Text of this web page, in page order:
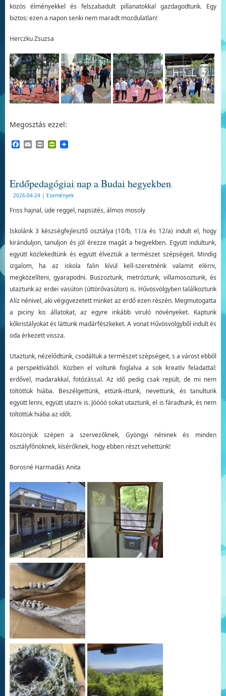
közös élményekkel és felszabadult pillanatokkal gazdagodtunk. Egy
biztos: ezen a napon senki nem maradt mozdulatlan!
Herczku Zsuzsa
Megosztás ezzel:
Facebook
EmailPrintPrintFriendly
Erdőpedagógiai nap a Budai hegyekben
2026-04-24 | Események
Friss hajnal, üde reggel, napsütés, álmos mosoly
Iskolánk 3 készségfejlesztő osztálya (10/b, 11/a és 12/a) indult el, hogy
kiránduljon, tanuljon és jól érezze magát a hegyekben. Együtt indultunk,
együtt közlekedtünk és együtt élveztük a természet szépségeit. Mindig
izgalom, ha az iskola falin kívül kell-szeretnénk valamit elérni,
megközelíteni, gyarapodni. Buszoztunk, metróztunk, villamosoztunk, és
utaztunk az erdei vasúton (úttörővasúton) is. Hűvösvölgyben találkoztunk
Alíz nénivel, aki végigvezetett minket az erdő ezen részén. Megmutogatta
a piciny kis állatokat, az egyre inkább viruló növényeket. Kaptunk
kőkristályokat és láttunk madárfészkeket. A vonat Hűvösvölgyből indult és
oda érkezett vissza.
Utaztunk, nézelődtünk, csodáltuk a természet szépségeit, s a várost ebből
a perspektívából. Közben el voltunk foglalva a sok kreatív feladattal:
erdővel, madarakkal, fotózással. Az idő pedig csak repült, de mi nem
töltöttük hiába. Beszélgettünk, ettünk-ittunk, nevettünk, és tanultunk
együtt lenni, együtt utazni is. Jóóóó sokat utaztunk, el is fáradtunk, és nem
töltöttük hiába az időt.
Köszönjük szépen a szervezőknek, Gyöngyi néninek és minden
osztályfőnöknek, kísérőknek, hogy ebben részt vehettünk!
Borosné Harmadás Anita